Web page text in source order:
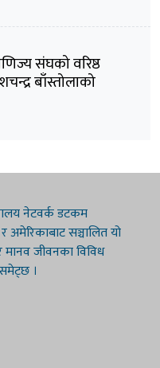
संघको वरिष्ठ
बाँस्तोलाको
नेटवर्क डटकम
अमेरिकाबाट सञ्चालित यो
मानव जीवनका विविध
।